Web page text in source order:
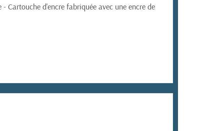
- Cartouche d'encre fabriquée avec une encre de